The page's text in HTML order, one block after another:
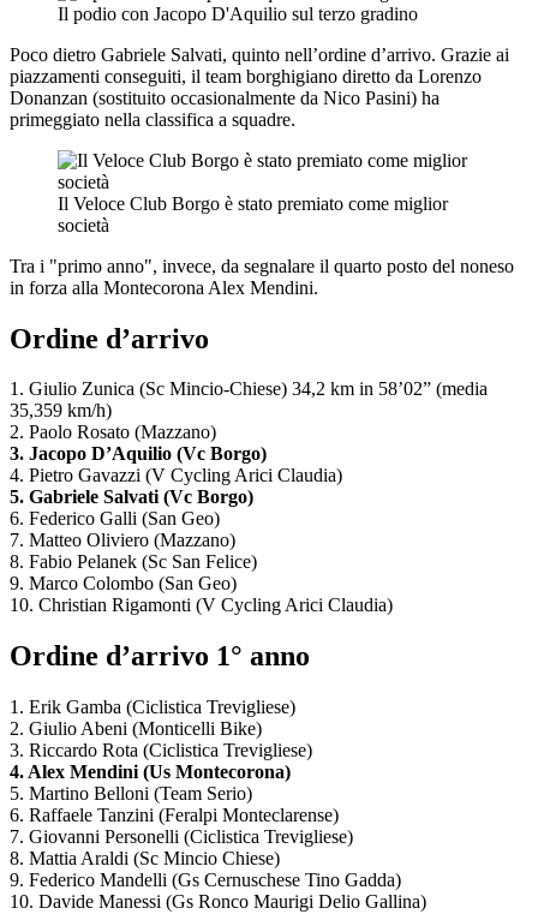
Il podio con Jacopo D'Aquilio sul terzo gradino
Poco dietro Gabriele Salvati, quinto nell’ordine d’arrivo. Grazie ai
piazzamenti conseguiti, il team borghigiano diretto da Lorenzo
Donanzan (sostituito occasionalmente da Nico Pasini) ha
primeggiato nella classifica a squadre.
Il Veloce Club Borgo è stato premiato come miglior
società
Tra i "primo anno", invece, da segnalare il quarto posto del noneso
in forza alla Montecorona Alex Mendini.
Ordine d’arrivo
1. Giulio Zunica (Sc Mincio-Chiese) 34,2 km in 58’02” (media
35,359 km/h)
2. Paolo Rosato (Mazzano)
3. Jacopo D’Aquilio (Vc Borgo)
4. Pietro Gavazzi (V Cycling Arici Claudia)
5. Gabriele Salvati (Vc Borgo)
6. Federico Galli (San Geo)
7. Matteo Oliviero (Mazzano)
8. Fabio Pelanek (Sc San Felice)
9. Marco Colombo (San Geo)
10. Christian Rigamonti (V Cycling Arici Claudia)
Ordine d’arrivo 1° anno
1. Erik Gamba (Ciclistica Trevigliese)
2. Giulio Abeni (Monticelli Bike)
3. Riccardo Rota (Ciclistica Trevigliese)
4. Alex Mendini (Us Montecorona)
5. Martino Belloni (Team Serio)
6. Raffaele Tanzini (Feralpi Monteclarense)
7. Giovanni Personelli (Ciclistica Trevigliese)
8. Mattia Araldi (Sc Mincio Chiese)
9. Federico Mandelli (Gs Cernuschese Tino Gadda)
10. Davide Manessi (Gs Ronco Maurigi Delio Gallina)